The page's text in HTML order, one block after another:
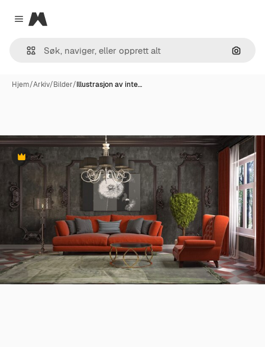
Close menu
Magnific
Søk
Hjem/Arkiv/Bilder/Illustrasjon av inte…
Premium